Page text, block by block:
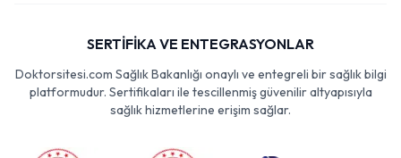
SERTİFİKA VE ENTEGRASYONLAR
Doktorsitesi.com Sağlık Bakanlığı onaylı ve entegreli bir sağlık bilgi
platformudur. Sertifikaları ile tescillenmiş güvenilir altyapısıyla
sağlık hizmetlerine erişim sağlar.